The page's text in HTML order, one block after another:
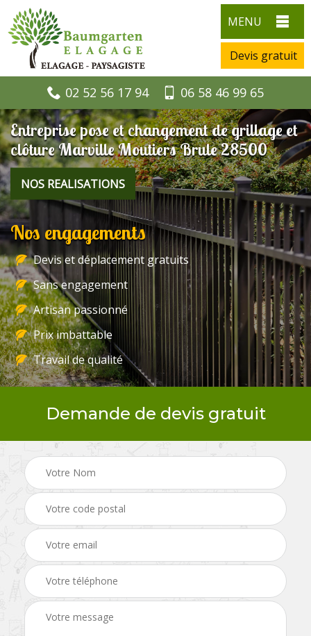
MENU
Devis gratuit
02 52 56 17 94 06 58 46 99 65
Entreprise pose et changement de grillage et
clôture Marville Moutiers Brule 28500
NOS REALISATIONS
Nos engagements
Devis et déplacement gratuits
Sans engagement
Artisan passionné
Prix imbattable
Travail de qualité
Demande de devis gratuit